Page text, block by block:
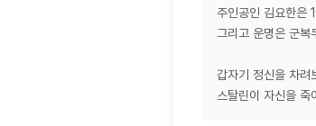
주인공인 김요한은
그리고 운명은 군복
갑자기 정신을 차려
스탈린이 자신을 죽